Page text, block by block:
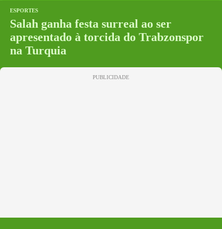
ESPORTES
Salah ganha festa surreal ao ser
apresentado à torcida do Trabzonspor
na Turquia
PUBLICIDADE